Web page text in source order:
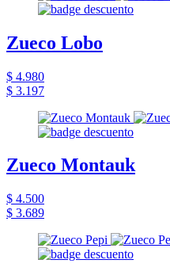
Zueco Lobo
$ 4.980
$ 3.197
Zueco Montauk
$ 4.500
$ 3.689